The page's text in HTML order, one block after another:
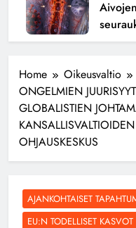
Home Oikeusvaltio
ONGELMIEN
GLOBALISTIEN
OHJAUSKESKUS
AJANKOHTAISET
EU:N TODELLISET KASVOT